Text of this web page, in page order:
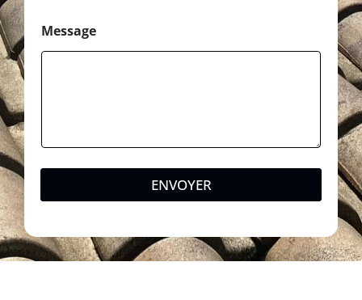
Message
ENVOYER